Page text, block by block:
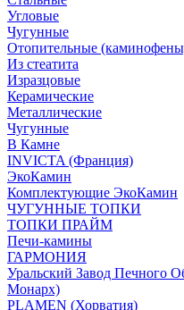
Угловые
Чугунные
Отопительные
Из стеатита
Изразцовые
Керамические
Металлические
Чугунные
В Камне
INVICTA (Франция)
ЭкоКамин
Комплектующие ЭкоКамин
ЧУГУННЫЕ ТОПКИ
ТОПКИ ПРАЙМ
Печи-камины
ГАРМОНИЯ
Уральский Завод Печного
Монарх)
PLAMEN (Хорватия)